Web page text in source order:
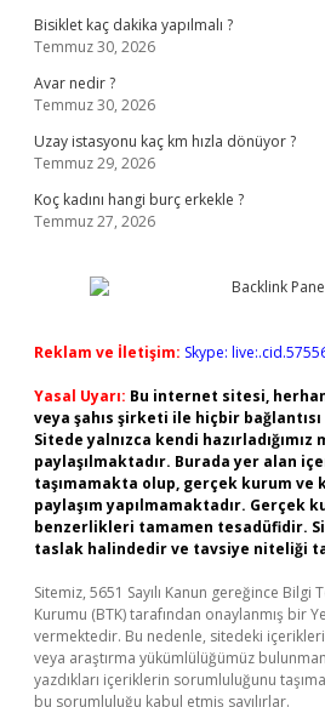
Bisiklet kaç dakika yapılmalı ?
Temmuz 30, 2026
Avar nedir ?
Temmuz 30, 2026
Uzay istasyonu kaç km hızla dönüyor ?
Temmuz 29, 2026
Koç kadını hangi burç erkekle ?
Temmuz 27, 2026
Reklam ve İletişim: Skype:
Yasal Uyarı: Bu internet sitesi,
veya şahıs şirketi ile hiçbir
Sitede yalnızca kendi
paylaşılmaktadır. Burada yer alan
taşımamakta olup, gerçek kurum ve
paylaşım yapılmamaktadır. Gerçek
benzerlikleri tamamen tesadüfidir.
taslak halindedir ve tavsiye niteliği
Sitemiz, 5651 Sayılı Kanun gereğince
Kurumu (BTK) tarafından onaylanmış bir
vermektedir. Bu nedenle, sitedeki
veya araştırma yükümlülüğümüz
yazdıkları içeriklerin sorumluluğunu
bu sorumluluğu kabul etmiş sayılırlar.